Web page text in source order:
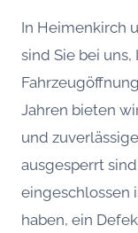
In Heimenkirch
sind Sie bei
Jahren bieten
und
ausgesperrt
eingeschlossen
haben, ein